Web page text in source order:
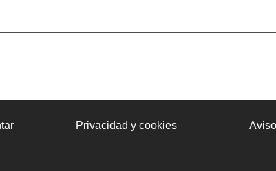
Privacidad y cookies